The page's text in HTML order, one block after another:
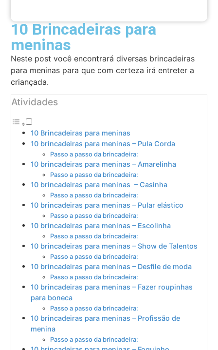
10 Brincadeiras para
meninas
Neste post você encontrará diversas brincadeiras
para meninas para que com certeza irá entreter a
criançada.
Atividades
10 Brincadeiras para meninas
10 brincadeiras para meninas – Pula Corda
Passo a passo da brincadeira:
10 brincadeiras para meninas – Amarelinha
Passo a passo da brincadeira:
10 brincadeiras para meninas – Casinha
Passo a passo da brincadeira:
10 brincadeiras para meninas – Pular elástico
Passo a passo da brincadeira:
10 brincadeiras para meninas – Escolinha
Passo a passo da brincadeira:
10 brincadeiras para meninas – Show de Talentos
Passo a passo da brincadeira:
10 brincadeiras para meninas – Desfile de moda
Passo a passo da brincadeira:
10 brincadeiras para meninas – Fazer roupinhas
para boneca
Passo a passo da brincadeira:
10 brincadeiras para meninas – Profissão de
menina
Passo a passo da brincadeira: